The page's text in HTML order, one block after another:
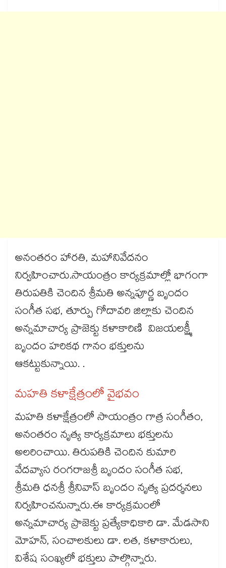
అనంతరం హారతి, మహానివేదనం
నిర్వహించారు.సాయంత్రం కార్యక్రమాల్లో భాగంగా
తిరుపతికి చెందిన శ్రీమతి అన్నపూర్ణ బృందం
సంగీత సభ, తూర్పు గోదావరి జిల్లాకు చెందిన
అన్నమాచార్య ప్రాజెక్టు కళాకారిణి విజయలక్ష్మీ
బృందం హరికథ గానం భక్తులను
ఆకట్టుకున్నాయి. .
మహతి కళాక్షేత్రంలో వైభవం
మహతి కళాక్షేత్రంలో సాయంత్రం గాత్ర సంగీతం,
అనంతరం నృత్య కార్యక్రమాలు భక్తులను
అలరించాయి. తిరుపతికి చెందిన కుమారి
వేదవ్యాస రంగరాజశ్రీ బృందం సంగీత సభ,
శ్రీమతి ధనశ్రీ శ్రీనివాస్ బృందం నృత్య ప్రదర్శనలు
నిర్వహించనున్నారు.ఈ కార్యక్రమంలో
అన్నమాచార్య ప్రాజెక్టు ప్రత్యేకాధికారి డా. మేడసాని
మోహన్, సంచాలకులు డా. లత, కళాకారులు,
విశేష సంఖ్యలో భక్తులు పాల్గొన్నారు.